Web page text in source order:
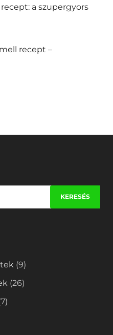
a szupergyors
recept –
(9)
(26)